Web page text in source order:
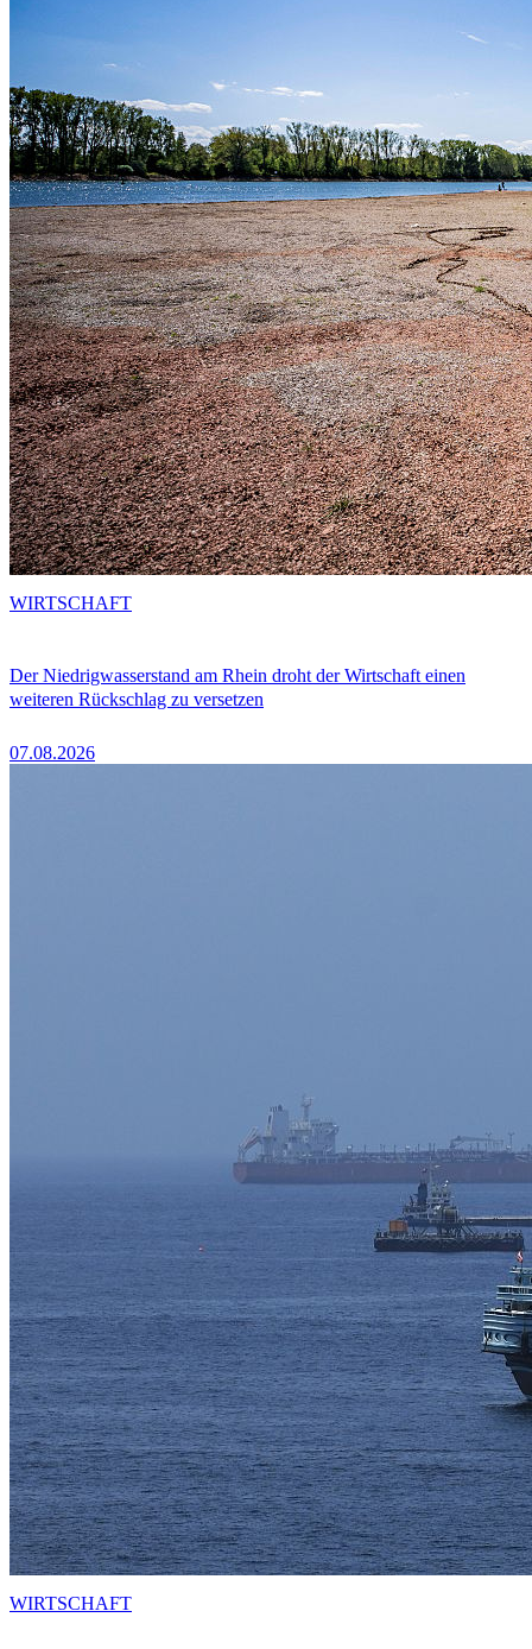
Der Niedrigwasserstand am Rhein droht der Wirtschaft einen
weiteren Rückschlag zu versetzen
07.08.2026
WIRTSCHAFT
WIRTSCHAFT